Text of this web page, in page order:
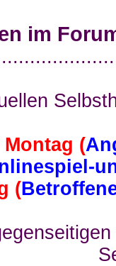
im
Montag (
(